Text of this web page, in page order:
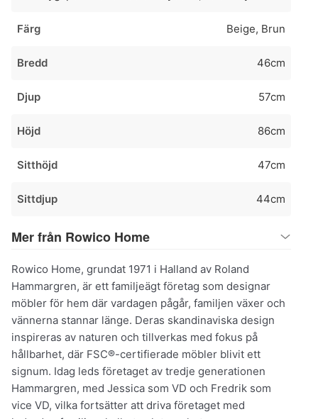
Färg Beige, Brun
Bredd 46cm
Djup 57cm
Höjd 86cm
Sitthöjd 47cm
Sittdjup 44cm
Mer från Rowico Home
Rowico Home, grundat 1971 i Halland av Roland
Hammargren, är ett familjeägt företag som designar
möbler för hem där vardagen pågår, familjen växer och
vännerna stannar länge. Deras skandinaviska design
inspireras av naturen och tillverkas med fokus på
hållbarhet, där FSC®-certifierade möbler blivit ett
signum. Idag leds företaget av tredje generationen
Hammargren, med Jessica som VD och Fredrik som
vice VD, vilka fortsätter att driva företaget med